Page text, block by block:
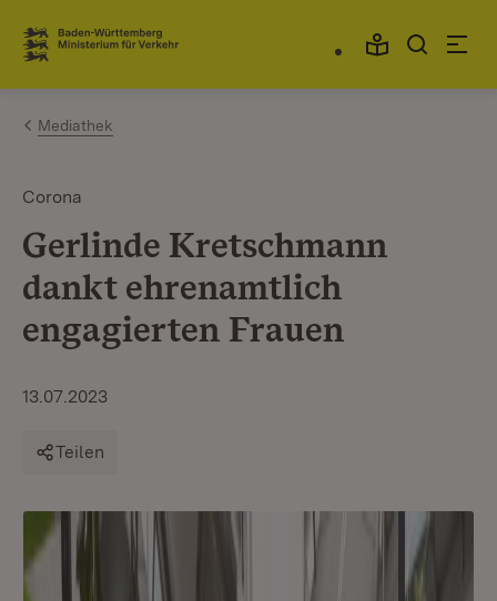
Zum Inhalt springen
Link zur Startseite
Mediathek
Corona
Gerlinde Kretschmann
dankt ehrenamtlich
engagierten Frauen
13.07.2023
Teilen